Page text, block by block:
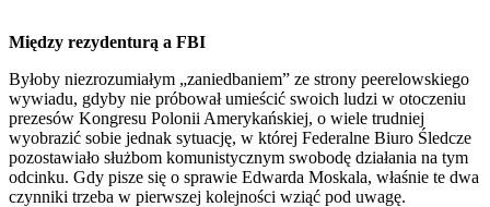
Między rezydenturą a FBI
Byłoby niezrozumiałym „zaniedbaniem” ze strony peerelowskiego
wywiadu, gdyby nie próbował umieścić swoich ludzi w otoczeniu
prezesów Kongresu Polonii Amerykańskiej, o wiele trudniej
wyobrazić sobie jednak sytuację, w której Federalne Biuro Śledcze
pozostawiało służbom komunistycznym swobodę działania na tym
odcinku. Gdy pisze się o sprawie Edwarda Moskala, właśnie te dwa
czynniki trzeba w pierwszej kolejności wziąć pod uwagę.